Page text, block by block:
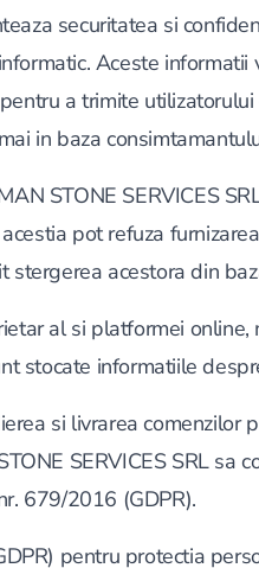
securitatea si
Aceste
a trimite
in baza
STONE SERVICES
pot refuza
stergerea acestora din
al si platformei
stocate informatiile
si livrarea comenzilor
SERVICES SRL sa
679/2016 (GDPR).
pentru protectia